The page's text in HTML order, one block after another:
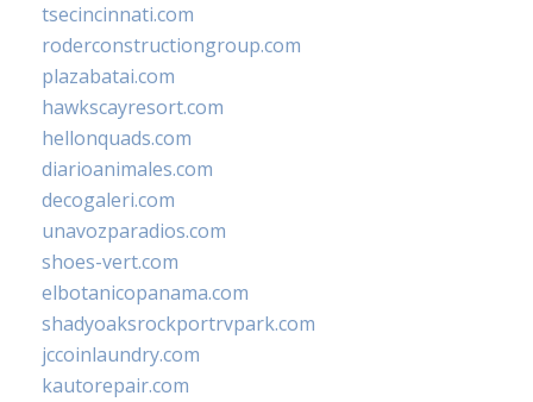
tsecincinnati.com
roderconstructiongroup.com
plazabatai.com
hawkscayresort.com
hellonquads.com
diarioanimales.com
decogaleri.com
unavozparadios.com
shoes-vert.com
elbotanicopanama.com
shadyoaksrockportrvpark.com
jccoinlaundry.com
kautorepair.com